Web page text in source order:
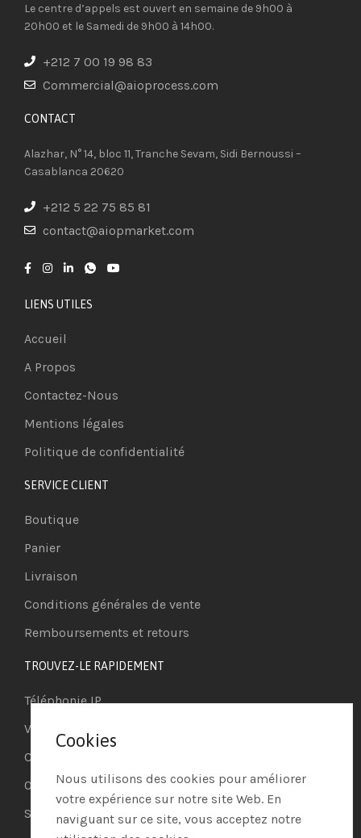
Le centre d’appels est ouvert en semaine de 9h00 à
20h00 et le Samedi de 9h00 à 14h00.
+212 7 00 19 98 83
Commercial@aioprocess.com
CONTACT​
Alazhar, N° 14, bloc 11, Tranche Sevam, Sidi Bernoussi –
Casablanca 20620
+212 5 22 75 85 81
contact@aiopmarket.com
LIENS UTILES
Accueil
A Propos
Contactez-Nous
Mentions légales
Politique de confidentialité
SERVICE CLIENT
Boutique
Panier
Livraison
Conditions générales de vente
Remboursements et retours
TROUVEZ-LE RAPIDEMENT
Téléphonie IP
Visioconférence
Casques
Ordinateurs
Systèmes de securité
Cookies
Nous utilisons des cookies pour améliorer
votre expérience sur notre site Web. En
naviguant sur ce site, vous acceptez notre